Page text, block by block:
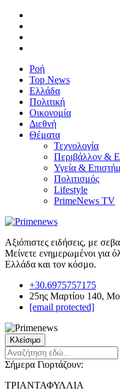
Ροή
Top News
Ελλάδα
Πολιτική
Οικονομία
Διεθνή
Θέματα
Τεχνολογία
Περιβάλλον &
Υγεία &
Πολιτισμός
Lifestyle
PrimeNews TV
Αξιόπιστες ειδήσεις, με
Μείνετε ενημερωμένοι για
Ελλάδα και τον κόσμο.
+30.6975757175
25ης Μαρτίου 140,
[email protected]
Κλείσιμο
Σήμερα Γιορτάζουν:
ΤΡΙΑΝΤΑΦΥΛΛΙΑ